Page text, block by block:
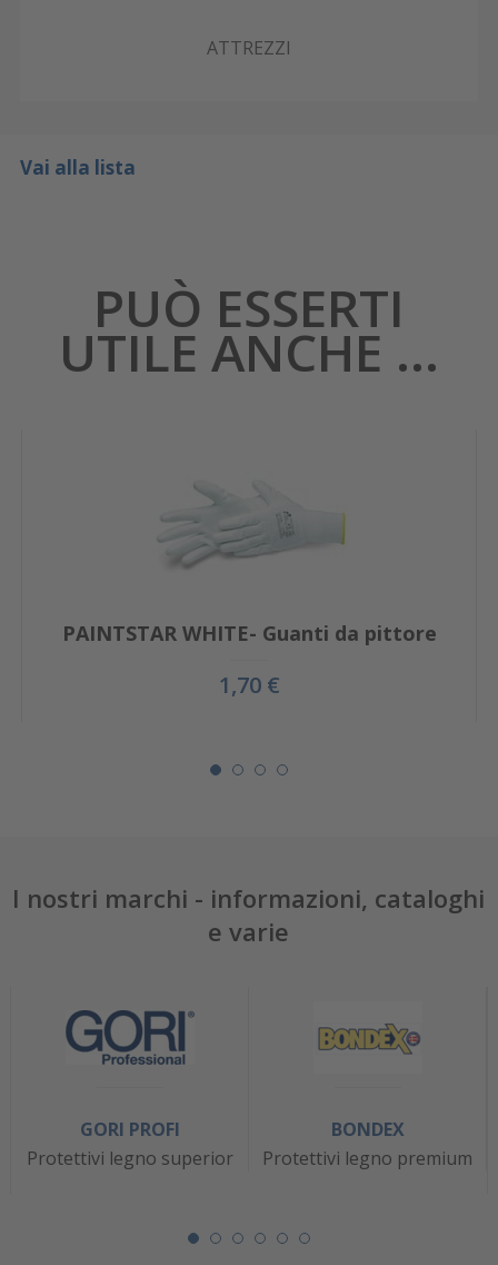
ATTREZZI
Vai alla lista
PUÒ ESSERTI
UTILE ANCHE ...
PAINTSTAR WHITE- Guanti da pittore
1,70 €
I nostri marchi - informazioni, cataloghi
e varie
GORI PROFI
Protettivi legno superior
BONDEX
Protettivi legno premium